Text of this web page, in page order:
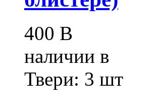
400 В
наличии в
Твери: 3 шт